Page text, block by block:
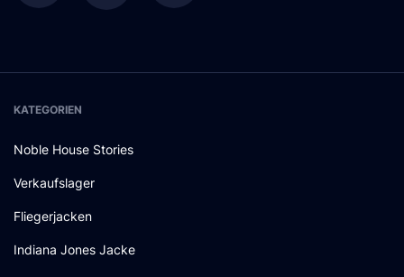
KATEGORIEN
Noble House Stories
Verkaufslager
Fliegerjacken
Indiana Jones Jacke